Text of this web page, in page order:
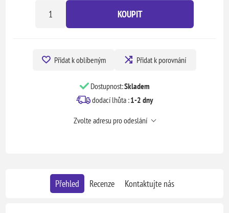
KOUPIT
Přidat k oblíbeným Přidat k porovnání
Dostupnost:Skladem
dodací lhůta :1-2 dny
Zvolte adresu pro odeslání
Přehled Recenze Kontaktujte nás